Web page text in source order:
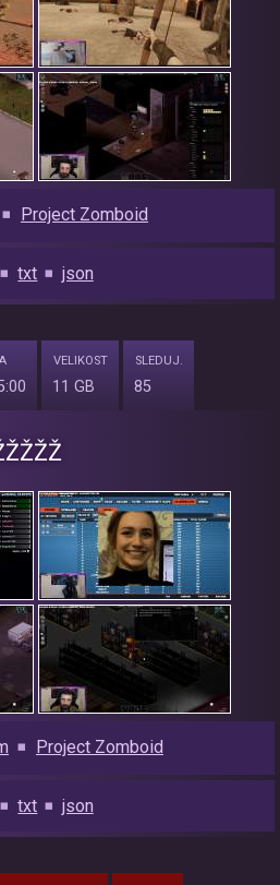
Project Zomboid
txt json
VELIKOST
11 GB
SLEDUJ.
85
Project Zomboid
txt json